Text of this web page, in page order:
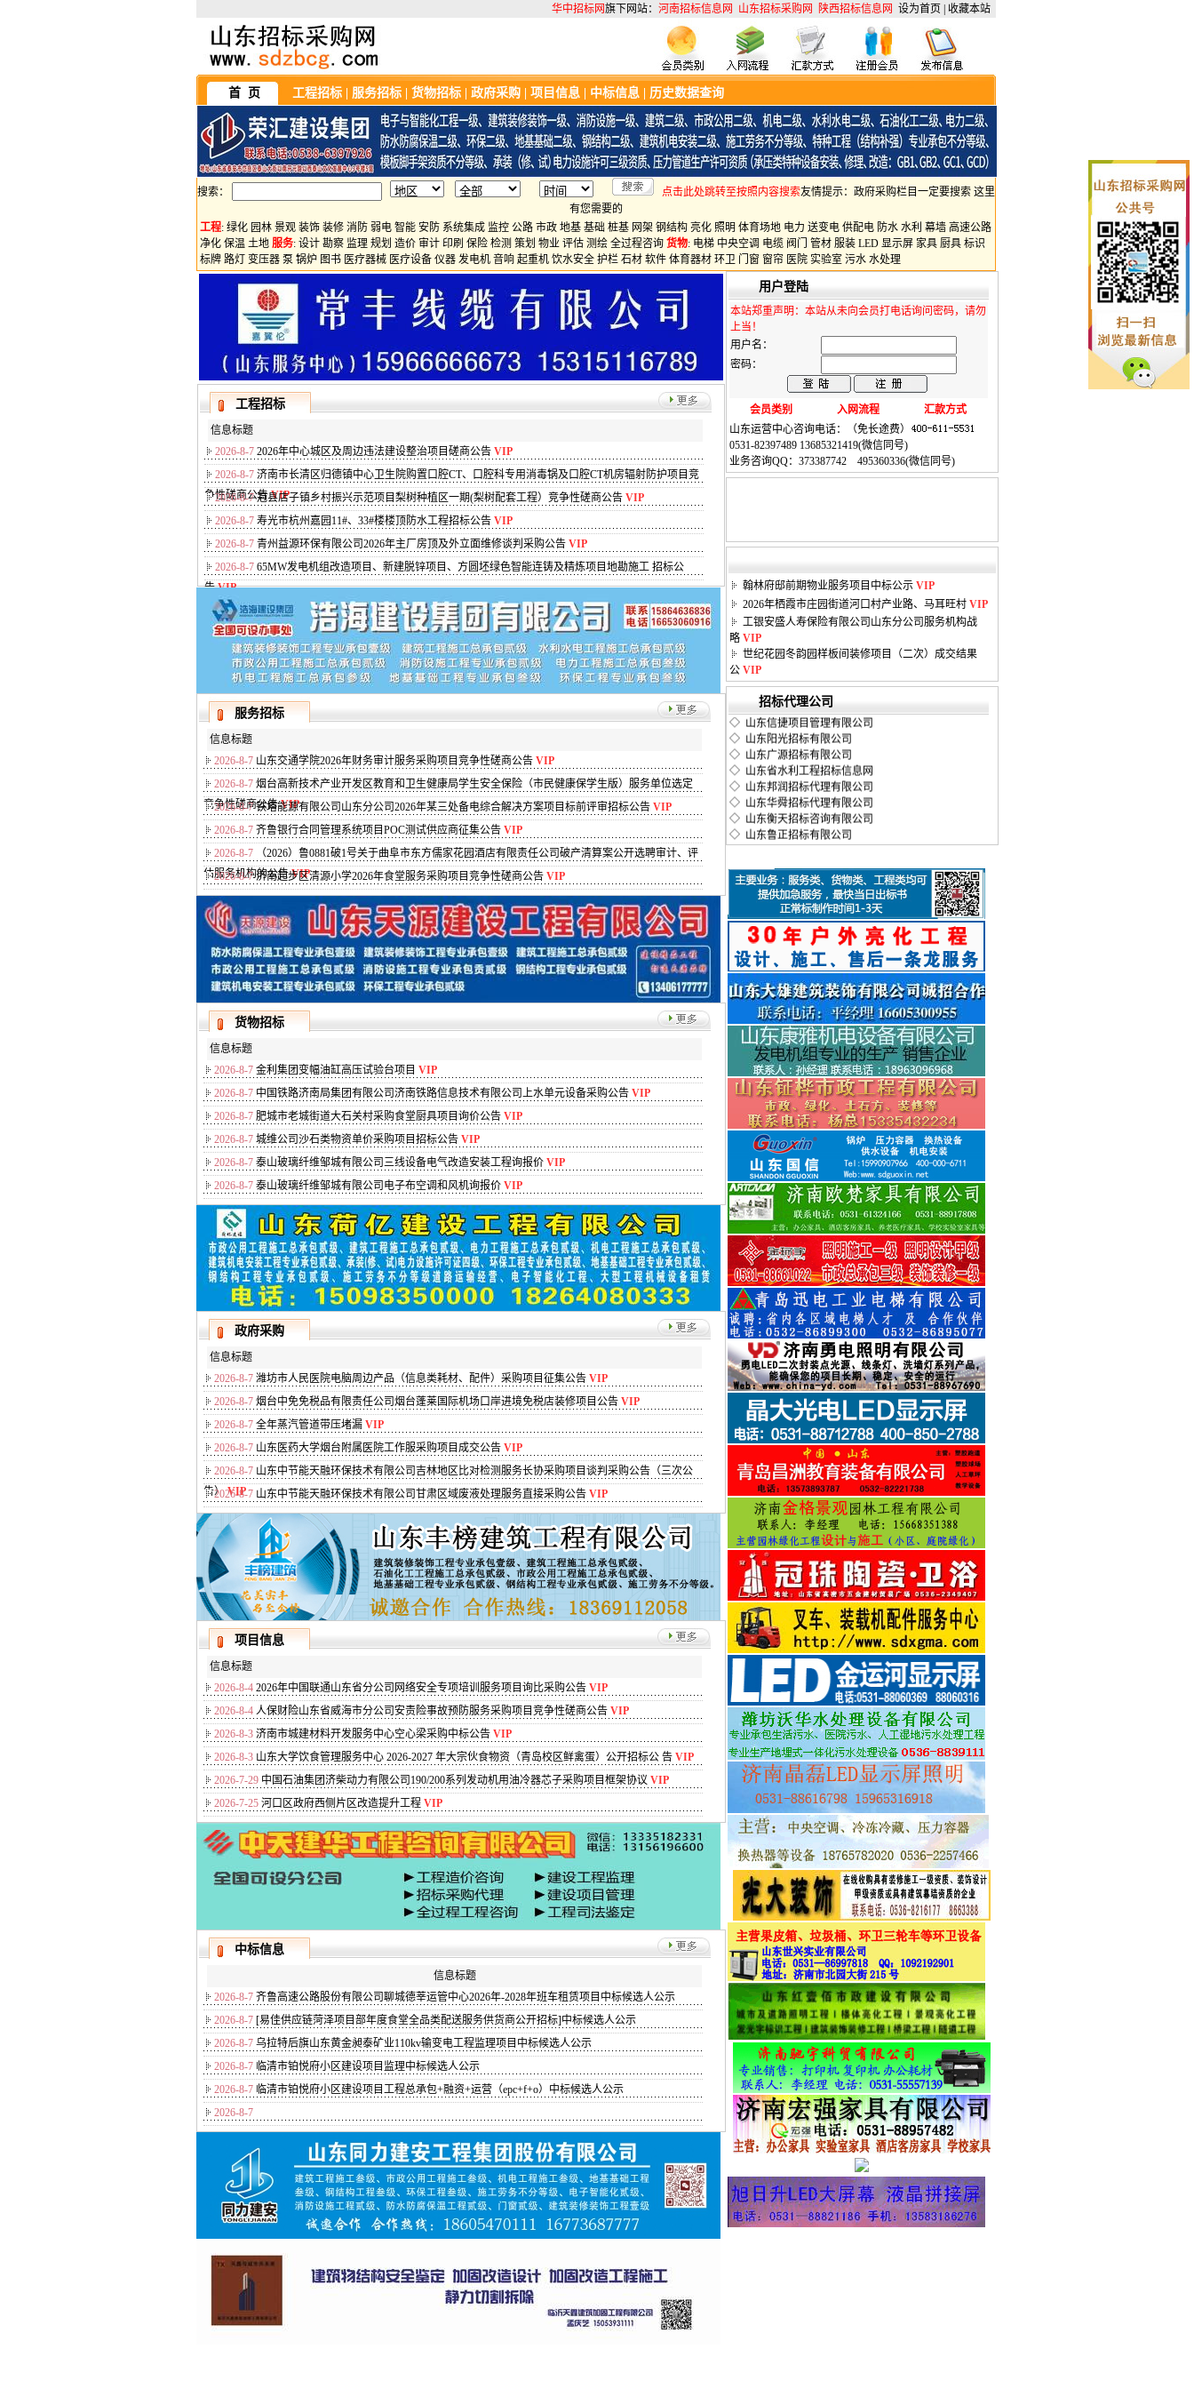
华中招标网旗下网站： 河南招标信息网 山东招标采购网 陕西招标信息网 设为首页 收藏本站
首 页 工程招标 服务招标 货物招标 政府采购 项目信息 中标信息 历史数据查询
搜索： 点击此处跳转至按照内容搜索友情提示：政府采购栏目一定要搜索 这里
有您需要的
工程: 绿化 园林 景观 装饰 装修 消防 弱电 智能 安防 系统集成 监控 公路 市政 地基 基础 桩基 网架 钢结构 亮化 照明 体育场地 电力 送变电 供配电 防水 水利 幕墙 高速公路
净化 保温 土地 服务: 设计 勘察 监理 规划 造价 审计 印刷 保险 检测 策划 物业 评估 测绘 全过程咨询 货物: 电梯 中央空调 电缆 阀门 管材 服装 LED 显示屏 家具 厨具 标识
标牌 路灯 变压器 泵 锅炉 图书 医疗器械 医疗设备 仪器 发电机 音响 起重机 饮水安全 护栏 石材 软件 体育器材 环卫 门窗 窗帘 医院 实验室 污水 水处理
工程招标
信息标题
2026-8-7 2026年中心城区及周边违法建设整治项目磋商公告 VIP
2026-8-7 济南市长清区归德镇中心卫生院购置口腔CT、口腔科专用消毒锅及口腔CT机房辐射防护项目竞
争性磋商公告VIP
2026-8-7冠县店子镇乡村振兴示范项目梨树种植区一期(梨树配套工程）竞争性磋商公告 VIP
2026-8-7 寿光市杭州嘉园11#、33#楼楼顶防水工程招标公告 VIP
2026-8-7 青州益源环保有限公司2026年主厂房顶及外立面维修谈判采购公告 VIP
2026-8-7 65MW发电机组改造项目、新建脱锌项目、方圆坯绿色智能连铸及精炼项目地勘施工 招标公
告VIP
服务招标
信息标题
2026-8-7 山东交通学院2026年财务审计服务采购项目竞争性磋商公告 VIP
2026-8-7 烟台高新技术产业开发区教育和卫生健康局学生安全保险（市民健康保学生版）服务单位选定
竞争性磋商公告VIP
2026-8-7铁塔能源有限公司山东分公司2026年某三处备电综合解决方案项目标前评审招标公告 VIP
2026-8-7 齐鲁银行合同管理系统项目POC测试供应商征集公告 VIP
2026-8-7
（2026）鲁0881破1号关于曲阜市东方儒家花园酒店有限责任公司破产清算案公开选聘审计、评
估服务机构的公告VIP
2026-8-7济南起步区清源小学2026年食堂服务采购项目竞争性磋商公告 VIP
货物招标
信息标题
2026-8-7 金利集团变幅油缸高压试验台项目 VIP
2026-8-7 中国铁路济南局集团有限公司济南铁路信息技术有限公司上水单元设备采购公告 VIP
2026-8-7 肥城市老城街道大石关村采购食堂厨具项目询价公告 VIP
2026-8-7 城维公司沙石类物资单价采购项目招标公告 VIP
2026-8-7 泰山玻璃纤维邹城有限公司三线设备电气改造安装工程询报价 VIP
2026-8-7 泰山玻璃纤维邹城有限公司电子布空调和风机询报价 VIP
政府采购
信息标题
2026-8-7 潍坊市人民医院电脑周边产品（信息类耗材、配件）采购项目征集公告 VIP
2026-8-7 烟台中免免税品有限责任公司烟台蓬莱国际机场口岸进境免税店装修项目公告 VIP
2026-8-7 全年蒸汽管道带压堵漏 VIP
2026-8-7 山东医药大学烟台附属医院工作服采购项目成交公告 VIP
2026-8-7 山东中节能天融环保技术有限公司吉林地区比对检测服务长协采购项目谈判采购公告（三次公
告）VIP
2026-8-7 山东中节能天融环保技术有限公司甘肃区域废液处理服务直接采购公告 VIP
项目信息
信息标题
2026-8-4 2026年中国联通山东省分公司网络安全专项培训服务项目询比采购公告 VIP
2026-8-4 人保财险山东省威海市分公司安责险事故预防服务采购项目竞争性磋商公告 VIP
2026-8-3 济南市城建材料开发服务中心空心梁采购中标公告 VIP
2026-8-3 山东大学饮食管理服务中心 2026-2027 年大宗伙食物资（青岛校区鲜禽蛋）公开招标公 告 VIP
2026-7-29 中国石油集团济柴动力有限公司190/200系列发动机用油冷器芯子采购项目框架协议 VIP
2026-7-25 河口区政府西侧片区改造提升工程 VIP
中标信息
信息标题
2026-8-7 齐鲁高速公路股份有限公司聊城德莘运管中心2026年-2028年班车租赁项目中标候选人公示
2026-8-7 [易佳供应链菏泽项目部年度食堂全品类配送服务供货商公开招标]中标候选人公示
2026-8-7 乌拉特后旗山东黄金昶泰矿业110kv输变电工程监理项目中标候选人公示
2026-8-7 临清市铂悦府小区建设项目监理中标候选人公示
2026-8-7 临清市铂悦府小区建设项目工程总承包+融资+运营（epc+f+o）中标候选人公示
2026-8-7
用户登陆
本站郑重声明：本站从未向会员打电话询问密码，请勿
上当！
用户名：
密码：
会员类别 入网流程
汇款方式
山东运营中心咨询电话：（免长途费）
0531-82397489 13685321419(微信同号)
业务咨询QQ： 373387742 495360336(微信同号)
翰林府邸前期物业服务项目中标公示VIP
2026年栖霞市庄园街道河口村产业路、马耳旺村VIP
工银安盛人寿保险有限公司山东分公司服务机构战
略VIP
世纪花园冬韵园样板间装修项目（二次）成交结果
公VIP
招标代理公司
◇ 山东海逸恒安招标有限公司
◇ 山东信捷项目管理有限公司
◇ 山东阳光招标有限公司
◇ 山东广源招标有限公司
◇ 山东省水利工程招标信息网
◇ 山东邦润招标代理有限公司
◇ 山东华舜招标代理有限公司
◇ 山东衡天招标咨询有限公司
◇ 山东鲁正招标有限公司
◇ 山东鲁育招标有限公司
◇ 山东华标招标有限公司
◇ 山东长庚招标有限公司
◇ 山东正平招标咨询有限公司
◇ 山东省齐鲁国际招标有限公司
◇ 山东三阳项目管理有限公司
◇ 山东水务招标有限公司
◇ 山东朝阳招标有限公司
◇ 山东兴联招标有限公司
◇ 山东省国际招标有限公司
◇ 山东齐信招标有限公司
◇ 山东和德招标有限公司
◇ 山东日新招标有限公司
◇ 山东天平招标有限公司
◇ 山东中钢招标有限公司
◇ 山东和信国际拍卖招标有限公司
◇ 山东和瑞招标有限公司
◇ 山东颐隆招标有限公司
◇ 山东懋林招标有限公司
◇ 山东广信招标公司
◇ 山东三木招标有限公司
◇ 山东信一招标有限公司
◇ 山东省吉伟招标有限公司
◇ 山东新世纪招标有限公司
◇ 山东盛华年招标有限公司
◇ 山东省齐鲁永信招标有限公司
◇ 山东衡天招标咨询有限公司
◇ 山东建业招标有限公司
◇ 山东省成盛招标代理公司
◇ 济南山东索普招标有限公司
◇ 济南山东信邦招标代理有限公司
◇ 济南山东方泰招标有限公司
◇ 山东弘裕工程造价招标有限公司
◇ 济南市公路管理局招标公司
◇ 济南国咨招标代理有限公司
◇ 济南城益招标代理有限公司
◇ 济南城益招标代理有限公司
◇ 山东龙达工程造价咨询事务所有限公司 0531-
82666860